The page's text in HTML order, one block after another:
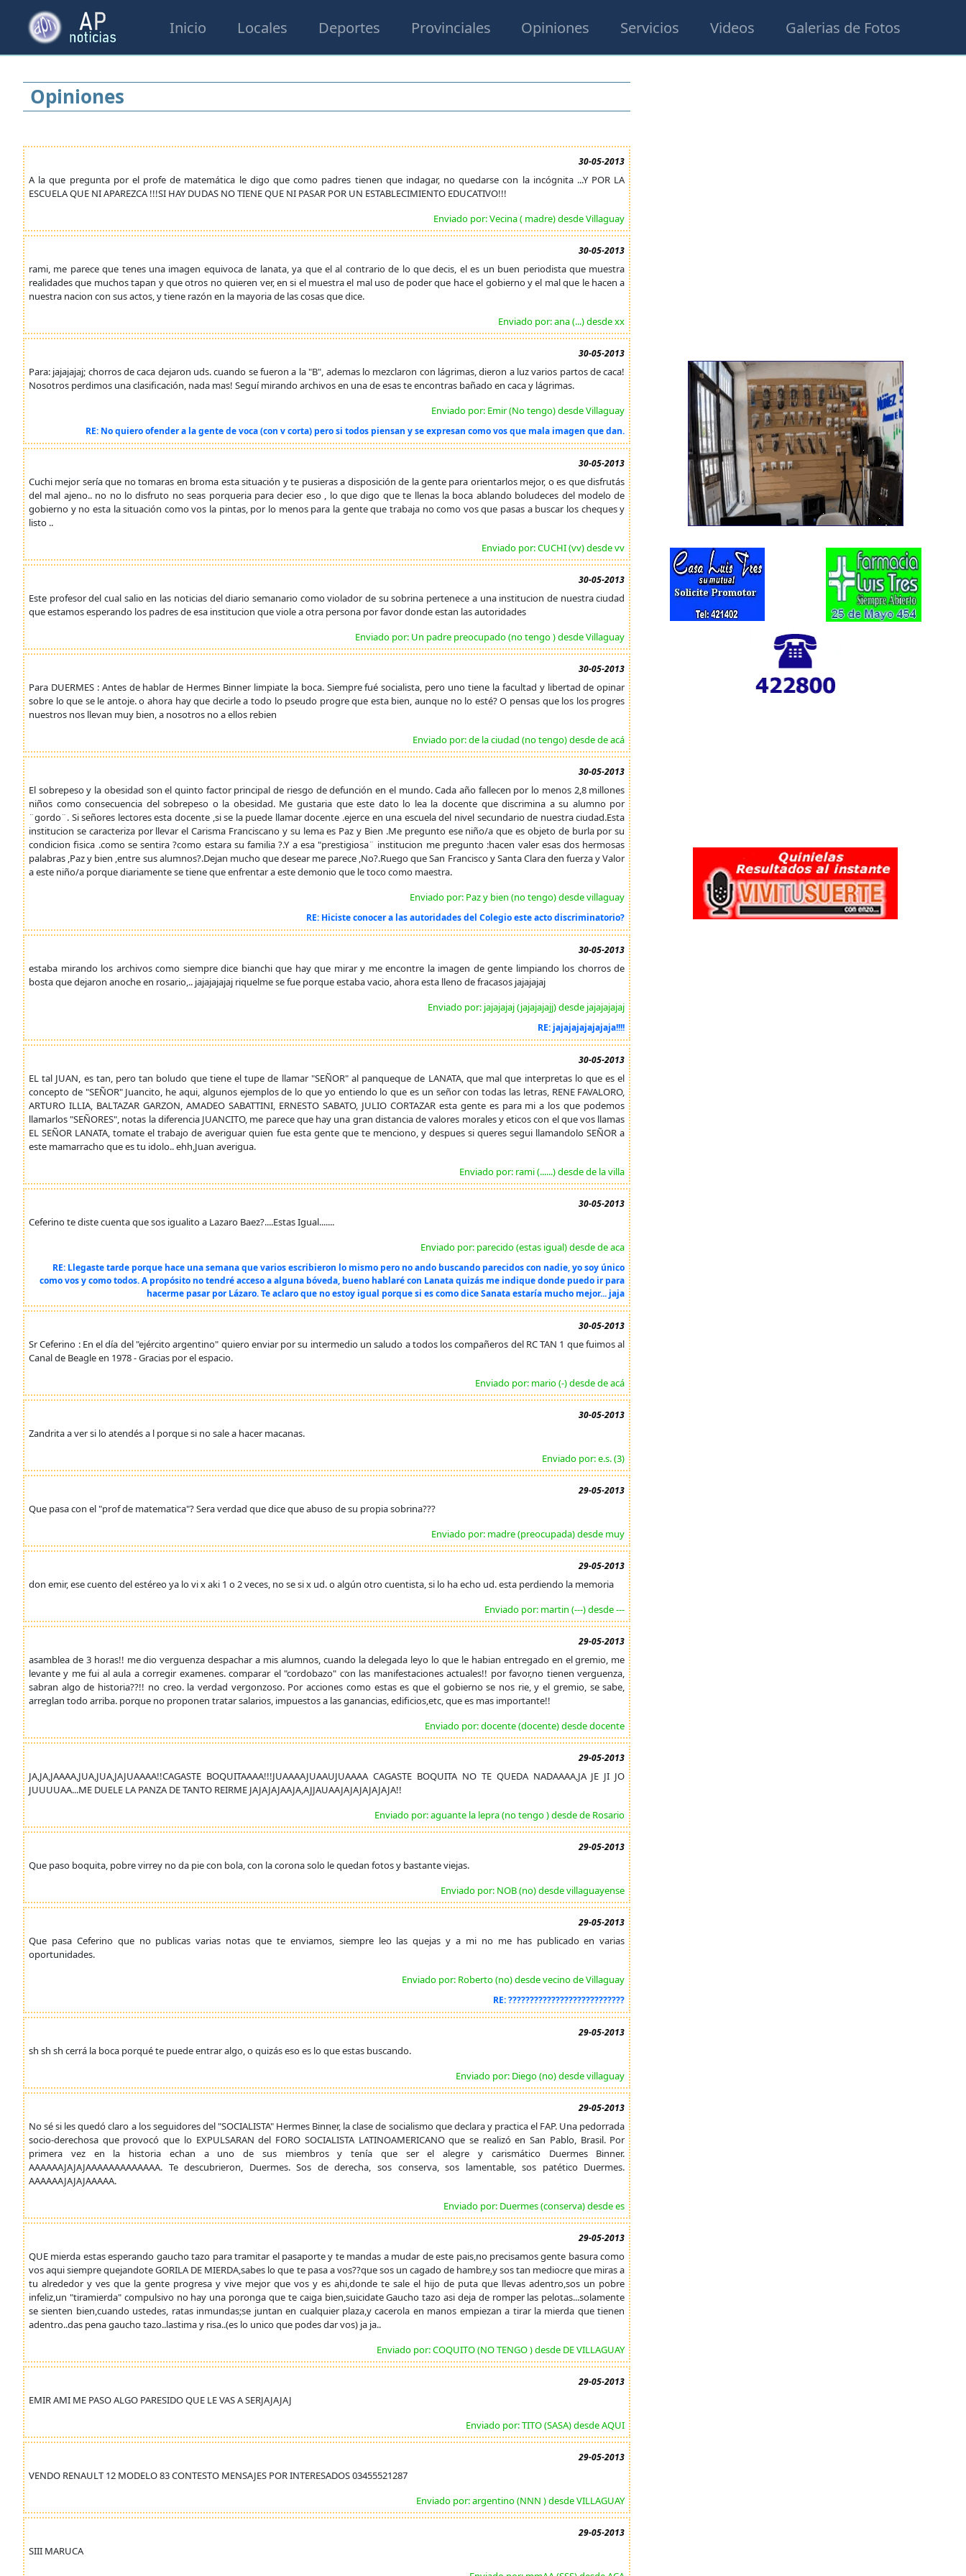
Inicio Locales Deportes Provinciales Opiniones Servicios Videos Galerias de Fotos
Opiniones
30-05-2013
A la que pregunta por el profe de matemática le digo que como padres tienen que indagar, no quedarse con la incógnita ...Y POR LA
ESCUELA QUE NI APAREZCA !!!SI HAY DUDAS NO TIENE QUE NI PASAR POR UN ESTABLECIMIENTO EDUCATIVO!!!
Enviado por: Vecina ( madre) desde Villaguay
30-05-2013
rami, me parece que tenes una imagen equivoca de lanata, ya que el al contrario de lo que decis, el es un buen periodista que muestra
realidades que muchos tapan y que otros no quieren ver, en si el muestra el mal uso de poder que hace el gobierno y el mal que le hacen a
nuestra nacion con sus actos, y tiene razón en la mayoria de las cosas que dice.
Enviado por: ana (...) desde xx
30-05-2013
Para: jajajajaj; chorros de caca dejaron uds. cuando se fueron a la "B", ademas lo mezclaron con lágrimas, dieron a luz varios partos de caca!
Nosotros perdimos una clasificación, nada mas! Seguí mirando archivos en una de esas te encontras bañado en caca y lágrimas.
Enviado por: Emir (No tengo) desde Villaguay
RE: No quiero ofender a la gente de voca (con v corta) pero si todos piensan y se expresan como vos que mala imagen que dan.
30-05-2013
Cuchi mejor sería que no tomaras en broma esta situación y te pusieras a disposición de la gente para orientarlos mejor, o es que disfrutás
del mal ajeno.. no no lo disfruto no seas porqueria para decier eso , lo que digo que te llenas la boca ablando boludeces del modelo de
gobierno y no esta la situación como vos la pintas, por lo menos para la gente que trabaja no como vos que pasas a buscar los cheques y
listo ..
Enviado por: CUCHI (vv) desde vv
30-05-2013
Este profesor del cual salio en las noticias del diario semanario como violador de su sobrina pertenece a una institucion de nuestra ciudad
que estamos esperando los padres de esa institucion que viole a otra persona por favor donde estan las autoridades
Enviado por: Un padre preocupado (no tengo ) desde Villaguay
30-05-2013
Para DUERMES : Antes de hablar de Hermes Binner limpiate la boca. Siempre fué socialista, pero uno tiene la facultad y libertad de opinar
sobre lo que se le antoje. o ahora hay que decirle a todo lo pseudo progre que esta bien, aunque no lo esté? O pensas que los los progres
nuestros nos llevan muy bien, a nosotros no a ellos rebien
Enviado por: de la ciudad (no tengo) desde de acá
30-05-2013
El sobrepeso y la obesidad son el quinto factor principal de riesgo de defunción en el mundo. Cada año fallecen por lo menos 2,8 millones
niños como consecuencia del sobrepeso o la obesidad. Me gustaria que este dato lo lea la docente que discrimina a su alumno por
¨gordo¨. Si señores lectores esta docente ,si se la puede llamar docente .ejerce en una escuela del nivel secundario de nuestra ciudad.Esta
institucion se caracteriza por llevar el Carisma Franciscano y su lema es Paz y Bien .Me pregunto ese niño/a que es objeto de burla por su
condicion fisica .como se sentira ?como estara su familia ?.Y a esa "prestigiosa¨ institucion me pregunto :hacen valer esas dos hermosas
palabras ,Paz y bien ,entre sus alumnos?.Dejan mucho que desear me parece ,No?.Ruego que San Francisco y Santa Clara den fuerza y Valor
a este niño/a porque diariamente se tiene que enfrentar a este demonio que le toco como maestra.
Enviado por: Paz y bien (no tengo) desde villaguay
RE: Hiciste conocer a las autoridades del Colegio este acto discriminatorio?
30-05-2013
estaba mirando los archivos como siempre dice bianchi que hay que mirar y me encontre la imagen de gente limpiando los chorros de
bosta que dejaron anoche en rosario,.. jajajajajaj riquelme se fue porque estaba vacio, ahora esta lleno de fracasos jajajajaj
Enviado por: jajajajaj (jajajajajj) desde jajajajajaj
RE: jajajajajajajaja!!!!
30-05-2013
EL tal JUAN, es tan, pero tan boludo que tiene el tupe de llamar "SEÑOR" al panqueque de LANATA, que mal que interpretas lo que es el
concepto de "SEÑOR" Juancito, he aqui, algunos ejemplos de lo que yo entiendo lo que es un señor con todas las letras, RENE FAVALORO,
ARTURO ILLIA, BALTAZAR GARZON, AMADEO SABATTINI, ERNESTO SABATO, JULIO CORTAZAR esta gente es para mi a los que podemos
llamarlos "SEÑORES", notas la diferencia JUANCITO, me parece que hay una gran distancia de valores morales y eticos con el que vos llamas
EL SEÑOR LANATA, tomate el trabajo de averiguar quien fue esta gente que te menciono, y despues si queres segui llamandolo SEÑOR a
este mamarracho que es tu idolo.. ehh,Juan averigua.
Enviado por: rami (......) desde de la villa
30-05-2013
Ceferino te diste cuenta que sos igualito a Lazaro Baez?....Estas Igual.......
Enviado por: parecido (estas igual) desde de aca
RE: Llegaste tarde porque hace una semana que varios escribieron lo mismo pero no ando buscando parecidos con nadie, yo soy único
como vos y como todos. A propósito no tendré acceso a alguna bóveda, bueno hablaré con Lanata quizás me indique donde puedo ir para
hacerme pasar por Lázaro. Te aclaro que no estoy igual porque si es como dice Sanata estaría mucho mejor... jaja
30-05-2013
Sr Ceferino : En el día del "ejército argentino" quiero enviar por su intermedio un saludo a todos los compañeros del RC TAN 1 que fuimos al
Canal de Beagle en 1978 - Gracias por el espacio.
Enviado por: mario (-) desde de acá
30-05-2013
Zandrita a ver si lo atendés a l porque si no sale a hacer macanas.
Enviado por: e.s. (3)
29-05-2013
Que pasa con el "prof de matematica"? Sera verdad que dice que abuso de su propia sobrina???
Enviado por: madre (preocupada) desde muy
29-05-2013
don emir, ese cuento del estéreo ya lo vi x aki 1 o 2 veces, no se si x ud. o algún otro cuentista, si lo ha echo ud. esta perdiendo la memoria
Enviado por: martin (---) desde ---
29-05-2013
asamblea de 3 horas!! me dio verguenza despachar a mis alumnos, cuando la delegada leyo lo que le habian entregado en el gremio, me
levante y me fui al aula a corregir examenes. comparar el "cordobazo" con las manifestaciones actuales!! por favor,no tienen verguenza,
sabran algo de historia??!! no creo. la verdad vergonzoso. Por acciones como estas es que el gobierno se nos rie, y el gremio, se sabe,
arreglan todo arriba. porque no proponen tratar salarios, impuestos a las ganancias, edificios,etc, que es mas importante!!
Enviado por: docente (docente) desde docente
29-05-2013
JA,JA,JAAAA,JUA,JUA,JAJUAAAA!!CAGASTE BOQUITAAAA!!!JUAAAAJUAAUJUAAAA CAGASTE BOQUITA NO TE QUEDA NADAAAA,JA JE JI JO
JUUUUAA...ME DUELE LA PANZA DE TANTO REIRME JAJAJAJAAJA,AJJAUAAJAJAJAJAJAJA!!
Enviado por: aguante la lepra (no tengo ) desde de Rosario
29-05-2013
Que paso boquita, pobre virrey no da pie con bola, con la corona solo le quedan fotos y bastante viejas.
Enviado por: NOB (no) desde villaguayense
29-05-2013
Que pasa Ceferino que no publicas varias notas que te enviamos, siempre leo las quejas y a mi no me has publicado en varias
oportunidades.
Enviado por: Roberto (no) desde vecino de Villaguay
RE: ???????????????????????????
29-05-2013
sh sh sh cerrá la boca porqué te puede entrar algo, o quizás eso es lo que estas buscando.
Enviado por: Diego (no) desde villaguay
29-05-2013
No sé si les quedó claro a los seguidores del "SOCIALISTA" Hermes Binner, la clase de socialismo que declara y practica el FAP. Una pedorrada
socio-derechosa que provocó que lo EXPULSARAN del FORO SOCIALISTA LATINOAMERICANO que se realizó en San Pablo, Brasil. Por
primera vez en la historia echan a uno de sus miembros y tenía que ser el alegre y carismático Duermes Binner.
AAAAAAJAJAJAAAAAAAAAAAAA. Te descubrieron, Duermes. Sos de derecha, sos conserva, sos lamentable, sos patético Duermes.
AAAAAAJAJAJAAAAA.
Enviado por: Duermes (conserva) desde es
29-05-2013
QUE mierda estas esperando gaucho tazo para tramitar el pasaporte y te mandas a mudar de este pais,no precisamos gente basura como
vos aqui siempre quejandote GORILA DE MIERDA,sabes lo que te pasa a vos??que sos un cagado de hambre,y sos tan mediocre que miras a
tu alrededor y ves que la gente progresa y vive mejor que vos y es ahi,donde te sale el hijo de puta que llevas adentro,sos un pobre
infeliz,un "tiramierda" compulsivo no hay una poronga que te caiga bien,suicidate Gaucho tazo asi deja de romper las pelotas...solamente
se sienten bien,cuando ustedes, ratas inmundas;se juntan en cualquier plaza,y cacerola en manos empiezan a tirar la mierda que tienen
adentro..das pena gaucho tazo..lastima y risa..(es lo unico que podes dar vos) ja ja..
Enviado por: COQUITO (NO TENGO ) desde DE VILLAGUAY
29-05-2013
EMIR AMI ME PASO ALGO PARESIDO QUE LE VAS A SERJAJAJAJ
Enviado por: TITO (SASA) desde AQUI
29-05-2013
VENDO RENAULT 12 MODELO 83 CONTESTO MENSAJES POR INTERESADOS 03455521287
Enviado por: argentino (NNN ) desde VILLAGUAY
29-05-2013
SIII MARUCA